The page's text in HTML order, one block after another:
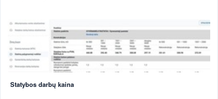
Statybos darbų kaina